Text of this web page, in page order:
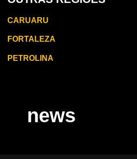
CARUARU
FORTALEZA
PETROLINA
news